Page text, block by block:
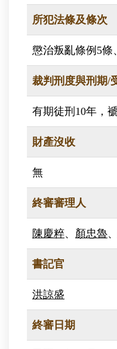
所犯法條及條次
懲治叛亂條例5條
裁判刑度與刑期/
有期徒刑10年，
財產沒收
無
終審審理人
陳慶粹、 顏忠魯、
書記官
洪諒盛
終審日期